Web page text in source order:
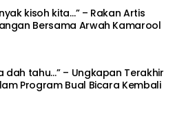
kisoh kita…” – Rakan Artis
Bersama Arwah Kamarool
dah tahu…” – Ungkapan Terakhir
Program Bual Bicara Kembali